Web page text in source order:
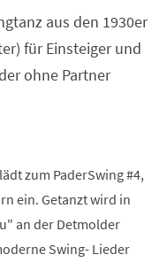
aus den 1930er
für Einsteiger und
ohne Partner
zum PaderSwing #4,
ein. Getanzt wird in
an der Detmolder
Swing- Lieder